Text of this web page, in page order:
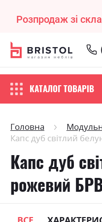
Розпродаж зі
КАТАЛОГ ТОВАРІВ
Головна
Капс дуб світлий
Капс дуб
рожевий